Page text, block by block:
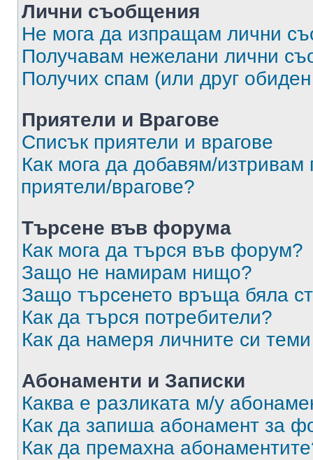
Лични съобщения
Не мога да изпращам лични
Получавам нежелани лични
Получих спам (или друг
Приятели и Врагове
Списък приятели и врагове
Как мога да добавям/изтривам
приятели/врагове?
Търсене във форума
Как мога да търся във форум?
Защо не намирам нищо?
Защо търсенето връща бяла
Как да търся потребители?
Как да намеря личните си
Абонаменти и Записки
Каква е разликата м/у
Как да запиша абонамент за
Как да премахна